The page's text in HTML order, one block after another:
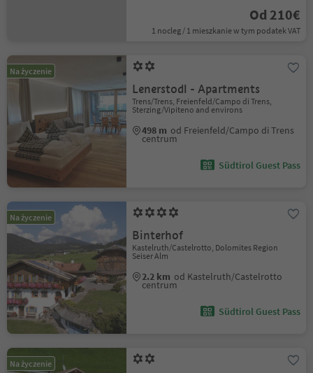
Od 210€
1 nocleg / 1 mieszkanie w tym podatek VAT
Na życzenie
Lenerstodl - Apartments
Trens/Trens, Freienfeld/Campo di Trens,
Sterzing/Vipiteno and environs
498 m od Freienfeld/Campo di Trens
centrum
Südtirol Guest Pass
Na życzenie
Binterhof
Kastelruth/Castelrotto, Dolomites Region
Seiser Alm
2.2 km od Kastelruth/Castelrotto
centrum
Südtirol Guest Pass
Na życzenie